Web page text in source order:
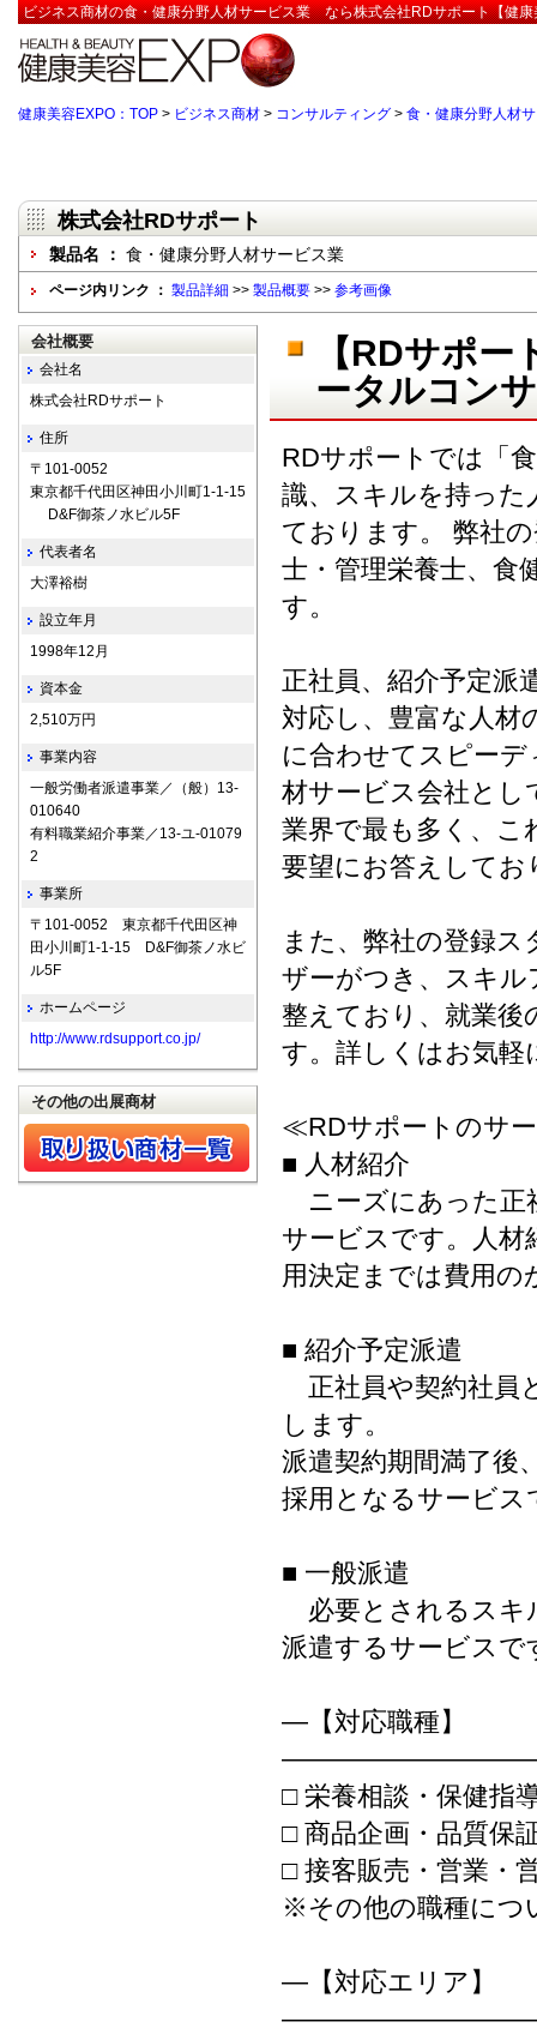
ビジネス商材の食・健康分野人材サービス業 なら株式会社RDサポート【健康
健康美容EXPO：TOP > ビジネス商材 > コンサルティング > 食・健康分野人材
株式会社RDサポート
製品名 ： 食・健康分野人材サービス業
ページ内リンク ： 製品詳細 >> 製品概要 >> 参考画像
【RDサポ
ータルコン
RDサポートでは「
識、スキルを持った
ております。 弊社
士・管理栄養士、食
す。
正社員、紹介予定派
対応し、豊富な人材
に合わせてスピー
材サービス会社とし
業界で最も多く、こ
要望にお答えしてお
また、弊社の登録
ザーがつき、スキ
整えており、就業
す。詳しくはお気軽
≪RDサポートのサ
■ 人材紹介
ニーズにあった正
サービスです。人材
用決定までは費用
■ 紹介予定派遣
正社員や契約社員
します。
派遣契約期間満了後
採用となるサービス
■ 一般派遣
必要とされるスキ
派遣するサービスで
―【対応職種】
□ 栄養相談・保健指
□ 商品企画・品質保
□ 接客販売・営業・
※その他の職種につ
―【対応エリア】
会社概要
会社名
株式会社RDサポート
住所
〒101-0052
東京都千代田区神田小川町1-1-15
D&F御茶ノ水ビル5F
代表者名
大澤裕樹
設立年月
1998年12月
資本金
2,510万円
事業内容
一般労働者派遣事業／（般）13-
010640
有料職業紹介事業／13-ユ-01079
2
事業所
〒101-0052 東京都千代田区神
田小川町1-1-15 D&F御茶ノ水ビ
ル5F
ホームページ
http://www.rdsupport.co.jp/
その他の出展商材